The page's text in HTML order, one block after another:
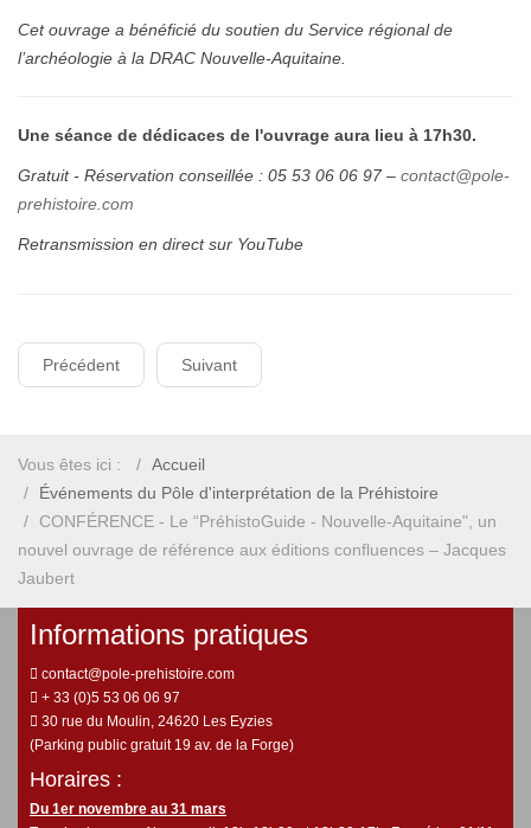
Cet ouvrage a bénéficié du soutien du Service régional de
l’archéologie à la DRAC Nouvelle-Aquitaine.
Une séance de dédicaces de l'ouvrage aura lieu à 17h30.
Gratuit - Réservation conseillée : 05 53 06 06 97 – contact@pole-
prehistoire.com
Retransmission en direct sur YouTube
Précédent Suivant
Vous êtes ici :
Accueil
Événements du Pôle d'interprétation de la Préhistoire
CONFÉRENCE - Le “PréhistoGuide - Nouvelle-Aquitaine", un
nouvel ouvrage de référence aux éditions confluences – Jacques
Jaubert
Informations pratiques
contact@pole-prehistoire.com
+ 33 (0)5 53 06 06 97
30 rue du Moulin, 24620 Les Eyzies
(Parking public gratuit 19 av. de la Forge)
Horaires :
Du 1er novembre au 31 mars